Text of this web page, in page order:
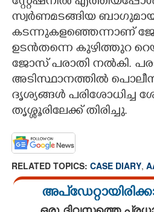
സ്വർണമടങ്ങിയ
കടന്നുകളഞ്ഞെന്നാണ്
ഉടൻതന്നെ കുഴിത്തുറ
ജോസ് പരാതി നൽകി.
അടിസ്ഥാനത്തിൽ പൊലീസ്
ദൃശ്യങ്ങൾ പരിശോധിച്ച
തൃശ്ശൂരിലേക്ക് തിരിച്ചു.
RELATED TOPICS: CASE DIARY,